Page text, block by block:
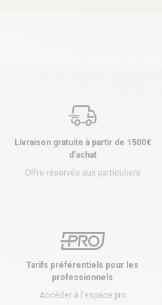
Livraison gratuite à partir de 1500€
d’achat
Offre réservée aux particuliers
Tarifs préférentiels pour les
professionnels
Accéder à l’espace pro